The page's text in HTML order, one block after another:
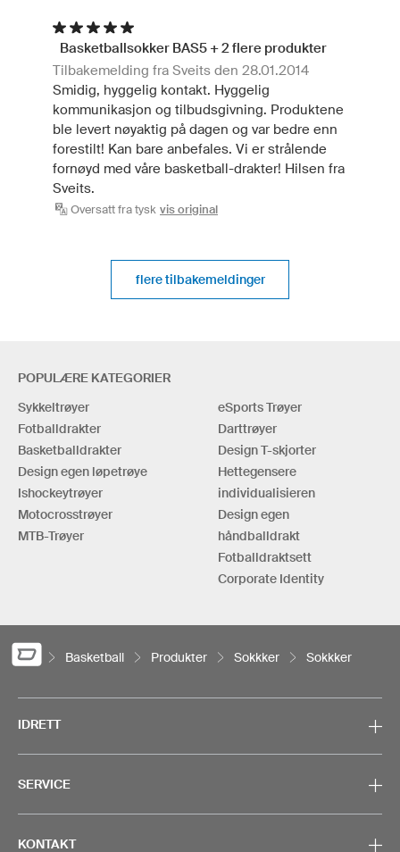
Basketballsokker BAS5 + 2 flere produkter
Tilbakemelding fra Sveits den 28.01.2014
Smidig, hyggelig kontakt. Hyggelig
kommunikasjon og tilbudsgivning. Produktene
ble levert nøyaktig på dagen og var bedre enn
forestilt! Kan bare anbefales. Vi er strålende
fornøyd med våre basketball-drakter! Hilsen fra
Sveits.
Oversatt fra tysk vis original
flere tilbakemeldinger
POPULÆRE KATEGORIER
Sykkeltrøyer
Fotballdrakter
Basketballdrakter
Design egen løpetrøye
Ishockeytrøyer
Motocrosstrøyer
MTB-Trøyer
eSports Trøyer
Darttrøyer
Design T-skjorter
Hettegensere
individualisieren
Design egen
håndballdrakt
Fotballdraktsett
Corporate Identity
Basketball Produkter Sokkker Sokkker
IDRETT
SERVICE
KONTAKT